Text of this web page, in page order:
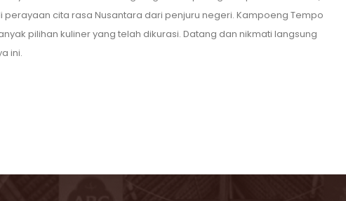
perayaan cita rasa Nusantara dari penjuru negeri. Kampoeng Tempo
pilihan kuliner yang telah dikurasi. Datang dan nikmati langsung
ini.